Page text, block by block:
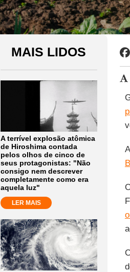
MAIS LIDOS
A terrível explosão atômica
de Hiroshima contada
pelos olhos de cinco de
seus protagonistas: "Não
consigo nem descrever
completamente como era
aquela luz"
LER MAIS